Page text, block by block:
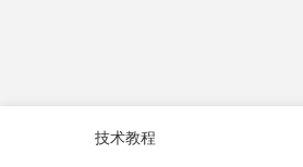
技术教程